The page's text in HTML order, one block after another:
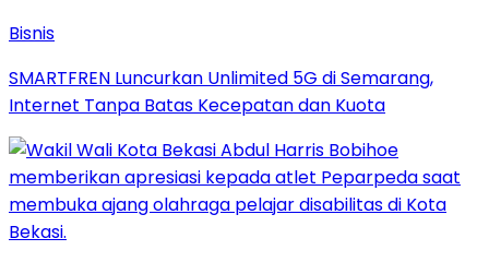
Bisnis
SMARTFREN Luncurkan Unlimited 5G di Semarang,
Internet Tanpa Batas Kecepatan dan Kuota